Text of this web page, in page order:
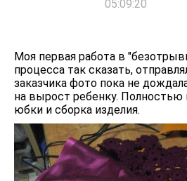
05:09:20
Моя первая работа в
процесса так сказать,
заказчика фото пока не
на вырост ребенку. Полностью
юбки и сборка изделия.